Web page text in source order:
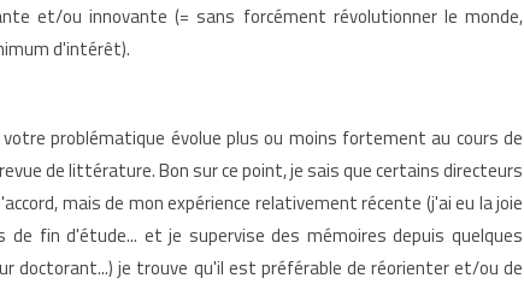
et/ou innovante (= sans forcément révolutionner le monde,
d'intérêt).
problématique évolue plus ou moins fortement au cours de
de littérature. Bon sur ce point, je sais que certains directeurs
mais de mon expérience relativement récente (j'ai eu la joie
de fin d'étude... et je supervise des mémoires depuis quelques
doctorant...) je trouve qu'il est préférable de réorienter et/ou de